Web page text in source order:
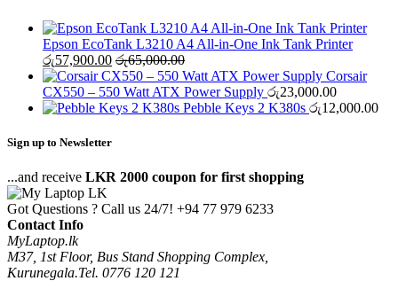
Epson EcoTank L3210 A4 All-in-One Ink Tank Printer
රු57,900.00 රු65,000.00
Corsair
CX550 – 550 Watt ATX Power Supply රු23,000.00
Pebble Keys 2 K380s රු12,000.00
Sign up to Newsletter
...and receive LKR 2000 coupon for first shopping
Got Questions ? Call us 24/7! +94 77 979 6233
Contact Info
MyLaptop.lk
M37, 1st Floor, Bus Stand Shopping Complex,
Kurunegala.Tel. 0776 120 121